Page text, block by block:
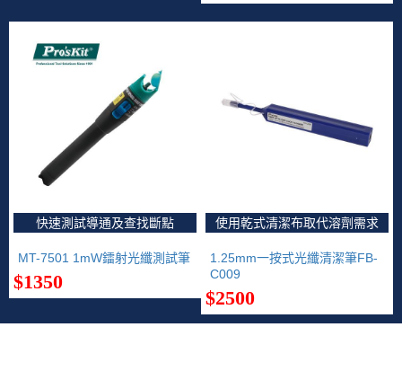
快速測試導通及查找斷點
MT-7501 1mW鐳射光纖測試筆
$1350
使用乾式清潔布取代溶劑需求
1.25mm一按式光纖清潔筆FB-
C009
$2500